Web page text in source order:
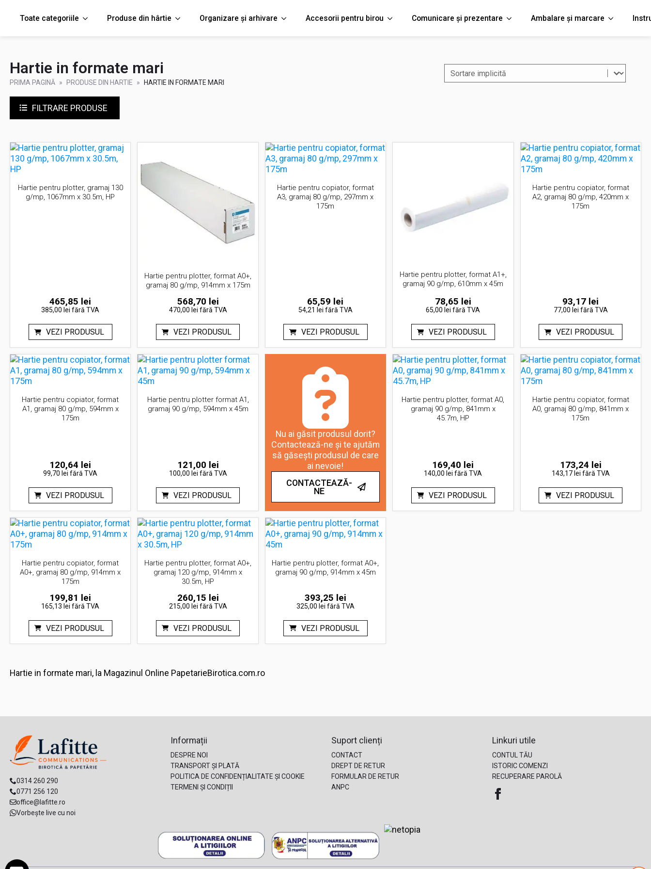
Toate categoriile Produse din hârtie Organizare și arhivare Accesorii pentru birou Comunicare și prezentare Ambalare și marcare
Hartie in formate mari
PRIMA PAGINĂ PRODUSE DIN HARTIE HARTIE IN FORMATE MARI
Filtreaza
Sort content
FILTRARE PRODUSE
Hartie pentru plotter, gramaj 130
g/mp, 1067mm x 30.5m, HP
465,85 lei
385,00 leifără TVA
VEZI PRODUSUL
Hartie pentru plotter, format A0+,
gramaj 80 g/mp, 914mm x 175m
568,70 lei
470,00 lei fără TVA
VEZI PRODUSUL
Hartie pentru copiator, format
A3, gramaj 80 g/mp, 297mm x
175m
65,59 lei
54,21 lei fără TVA
VEZI PRODUSUL
Hartie pentru plotter, format A1+,
gramaj 90 g/mp, 610mm x 45m
78,65 lei
65,00 leifără TVA
VEZI PRODUSUL
Hartie pentru copiator, format
A2, gramaj 80 g/mp, 420mm x
175m
93,17 lei
77,00 lei fără TVA
VEZI PRODUSUL
Hartie pentru copiator, format
A1, gramaj 80 g/mp, 594mm x
175m
120,64 lei
99,70 leifără TVA
VEZI PRODUSUL
Hartie pentru plotter format A1,
gramaj 90 g/mp, 594mm x 45m
121,00 lei
100,00 lei fără TVA
VEZI PRODUSUL
Nu ai găsit produsul dorit?
Contactează-ne și te ajutăm
să găsești produsul de care
ai nevoie!
CONTACTEAZĂ-
NE
Hartie pentru plotter, format A0,
gramaj 90 g/mp, 841mm x
45.7m, HP
169,40 lei
140,00 leifără TVA
VEZI PRODUSUL
Hartie pentru copiator, format
A0, gramaj 80 g/mp, 841mm x
175m
173,24 lei
143,17 lei fără TVA
VEZI PRODUSUL
Hartie pentru copiator, format
A0+, gramaj 80 g/mp, 914mm x
175m
199,81 lei
165,13 leifără TVA
VEZI PRODUSUL
Hartie pentru plotter, format A0+,
gramaj 120 g/mp, 914mm x
30.5m, HP
260,15 lei
215,00 lei fără TVA
VEZI PRODUSUL
Hartie pentru plotter, format A0+,
gramaj 90 g/mp, 914mm x 45m
393,25 lei
325,00 lei fără TVA
VEZI PRODUSUL
Hartie in formate mari, la Magazinul Online PapetarieBirotica.com.ro
0314 260 290
0771 256 120
office@lafitte.ro
Vorbește live cu noi
Informații
DESPRE NOI
TRANSPORT ȘI PLATĂ
POLITICA DE CONFIDENȚIALITATE ȘI COOKIE
TERMENI ȘI CONDIȚII
Suport clienți
CONTACT
DREPT DE RETUR
FORMULAR DE RETUR
ANPC
Linkuri utile
CONTUL TĂU
ISTORIC COMENZI
RECUPERARE PAROLĂ